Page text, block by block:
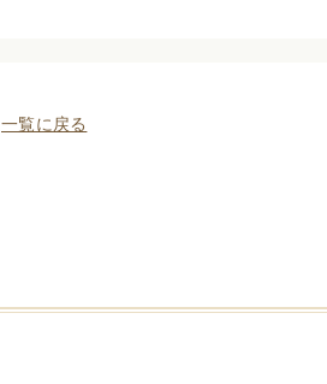
一覧に戻る